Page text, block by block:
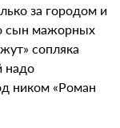
за городом и
сын мажорных
сопляка
надо
ником «Роман